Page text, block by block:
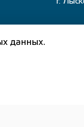
письменного
данных.